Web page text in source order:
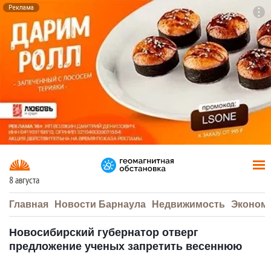
Реклама
8 августа
Главная Новости Барнаула Недвижимость
Новосибирский губернатор отверг
предложение ученых запретить весеннюю